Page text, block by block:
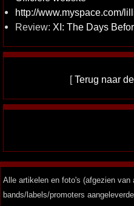
http://www.myspace.com/
Review: XI: The Days
[Terug naar
Alle artikelen en foto's (afgezien van
bands/labels/promoters